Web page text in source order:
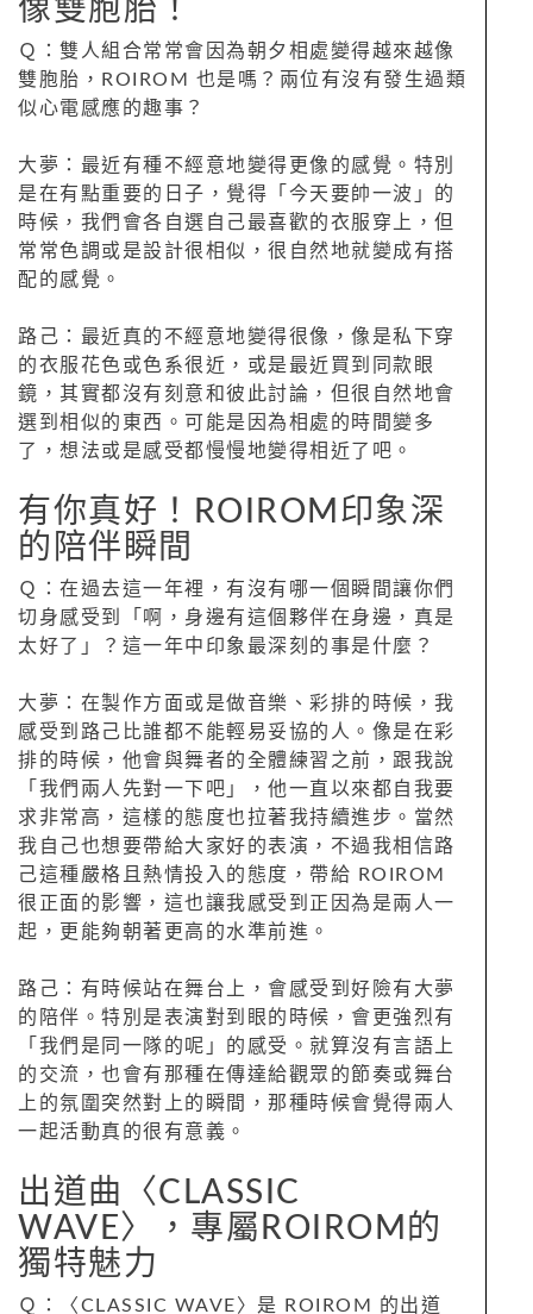
像雙胞胎！
Ｑ：雙人組合常常會因為朝夕相處變得越來越像
雙胞胎，ROIROM 也是嗎？兩位有沒有發生過類
似心電感應的趣事？
大夢：最近有種不經意地變得更像的感覺。特別
是在有點重要的日子，覺得「今天要帥一波」的
時候，我們會各自選自己最喜歡的衣服穿上，但
常常色調或是設計很相似，很自然地就變成有搭
配的感覺。
路己：最近真的不經意地變得很像，像是私下穿
的衣服花色或色系很近，或是最近買到同款眼
鏡，其實都沒有刻意和彼此討論，但很自然地會
選到相似的東西。可能是因為相處的時間變多
了，想法或是感受都慢慢地變得相近了吧。
有你真好！ROIROM印象深
的陪伴瞬間
Ｑ：在過去這一年裡，有沒有哪一個瞬間讓你們
切身感受到「啊，身邊有這個夥伴在身邊，真是
太好了」？這一年中印象最深刻的事是什麼？
大夢：在製作方面或是做音樂、彩排的時候，我
感受到路己比誰都不能輕易妥協的人。像是在彩
排的時候，他會與舞者的全體練習之前，跟我說
「我們兩人先對一下吧」，他一直以來都自我要
求非常高，這樣的態度也拉著我持續進步。當然
我自己也想要帶給大家好的表演，不過我相信路
己這種嚴格且熱情投入的態度，帶給 ROIROM
很正面的影響，這也讓我感受到正因為是兩人一
起，更能夠朝著更高的水準前進。
路己：有時候站在舞台上，會感受到好險有大夢
的陪伴。特別是表演對到眼的時候，會更強烈有
「我們是同一隊的呢」的感受。就算沒有言語上
的交流，也會有那種在傳達給觀眾的節奏或舞台
上的氛圍突然對上的瞬間，那種時候會覺得兩人
一起活動真的很有意義。
出道曲〈CLASSIC
WAVE〉，專屬ROIROM的
獨特魅力
Ｑ：〈CLASSIC WAVE〉是 ROIROM 的出道